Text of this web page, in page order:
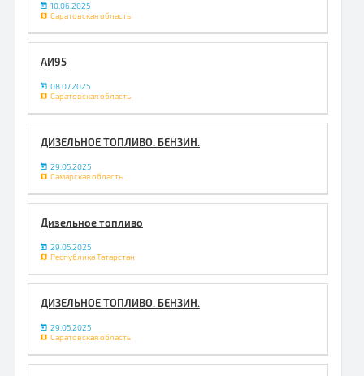
10.06.2025
Саратовская область
АИ95
08.07.2025
Саратовская область
ДИЗЕЛЬНОЕ ТОПЛИВО. БЕНЗИН.
29.05.2025
Самарская область
Дизельное топливо
29.05.2025
Республика Татарстан
ДИЗЕЛЬНОЕ ТОПЛИВО. БЕНЗИН.
29.05.2025
Саратовская область